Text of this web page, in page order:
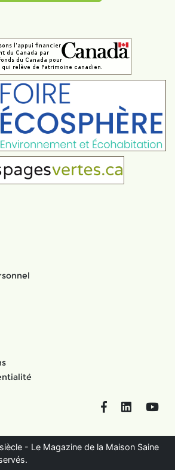
FacebookLinkedIn
- Le Magazine de la Maison Saine